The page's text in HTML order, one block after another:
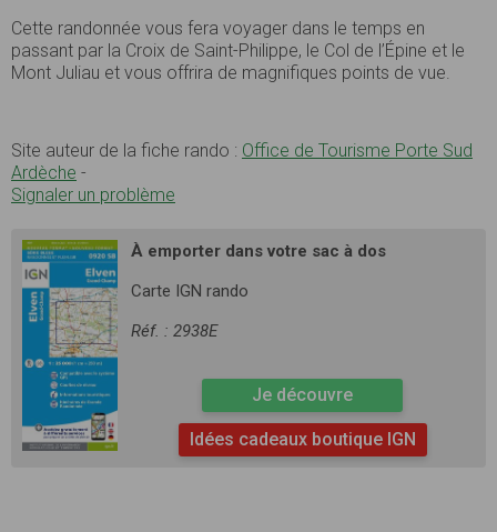
Cette randonnée vous fera voyager dans le temps en
passant par la Croix de Saint-Philippe, le Col de l’Épine et le
Mont Juliau et vous offrira de magnifiques points de vue.
Site auteur de la fiche rando : Office de Tourisme Porte Sud
Ardèche -
Signaler un problème
À emporter dans votre sac à dos
Carte IGN rando
Réf. : 2938E
Je découvre
Idées cadeaux boutique IGN